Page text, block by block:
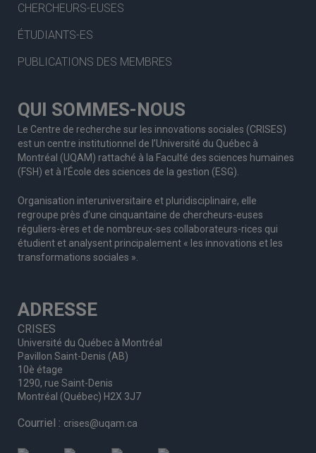
CHERCHEURS-EUSES
ÉTUDIANTS-ES
PUBLICATIONS DES MEMBRES
QUI SOMMES-NOUS
Le Centre de recherche sur les innovations sociales (CRISES)
est un centre institutionnel de l’Université du Québec à
Montréal (UQAM) rattaché à la Faculté des sciences humaines
(FSH) et à l’École des sciences de la gestion (ESG).
Organisation interuniversitaire et pluridisciplinaire, elle
regroupe près d’une cinquantaine de chercheurs-euses
réguliers-ères et de nombreux-ses collaborateurs-rices qui
étudient et analysent principalement « les innovations et les
transformations sociales ».
ADRESSE
CRISES
Université du Québec à Montréal
Pavillon Saint-Denis (AB)
10è étage
1290, rue Saint-Denis
Montréal (Québec) H2X 3J7
Courriel : crises@uqam.ca